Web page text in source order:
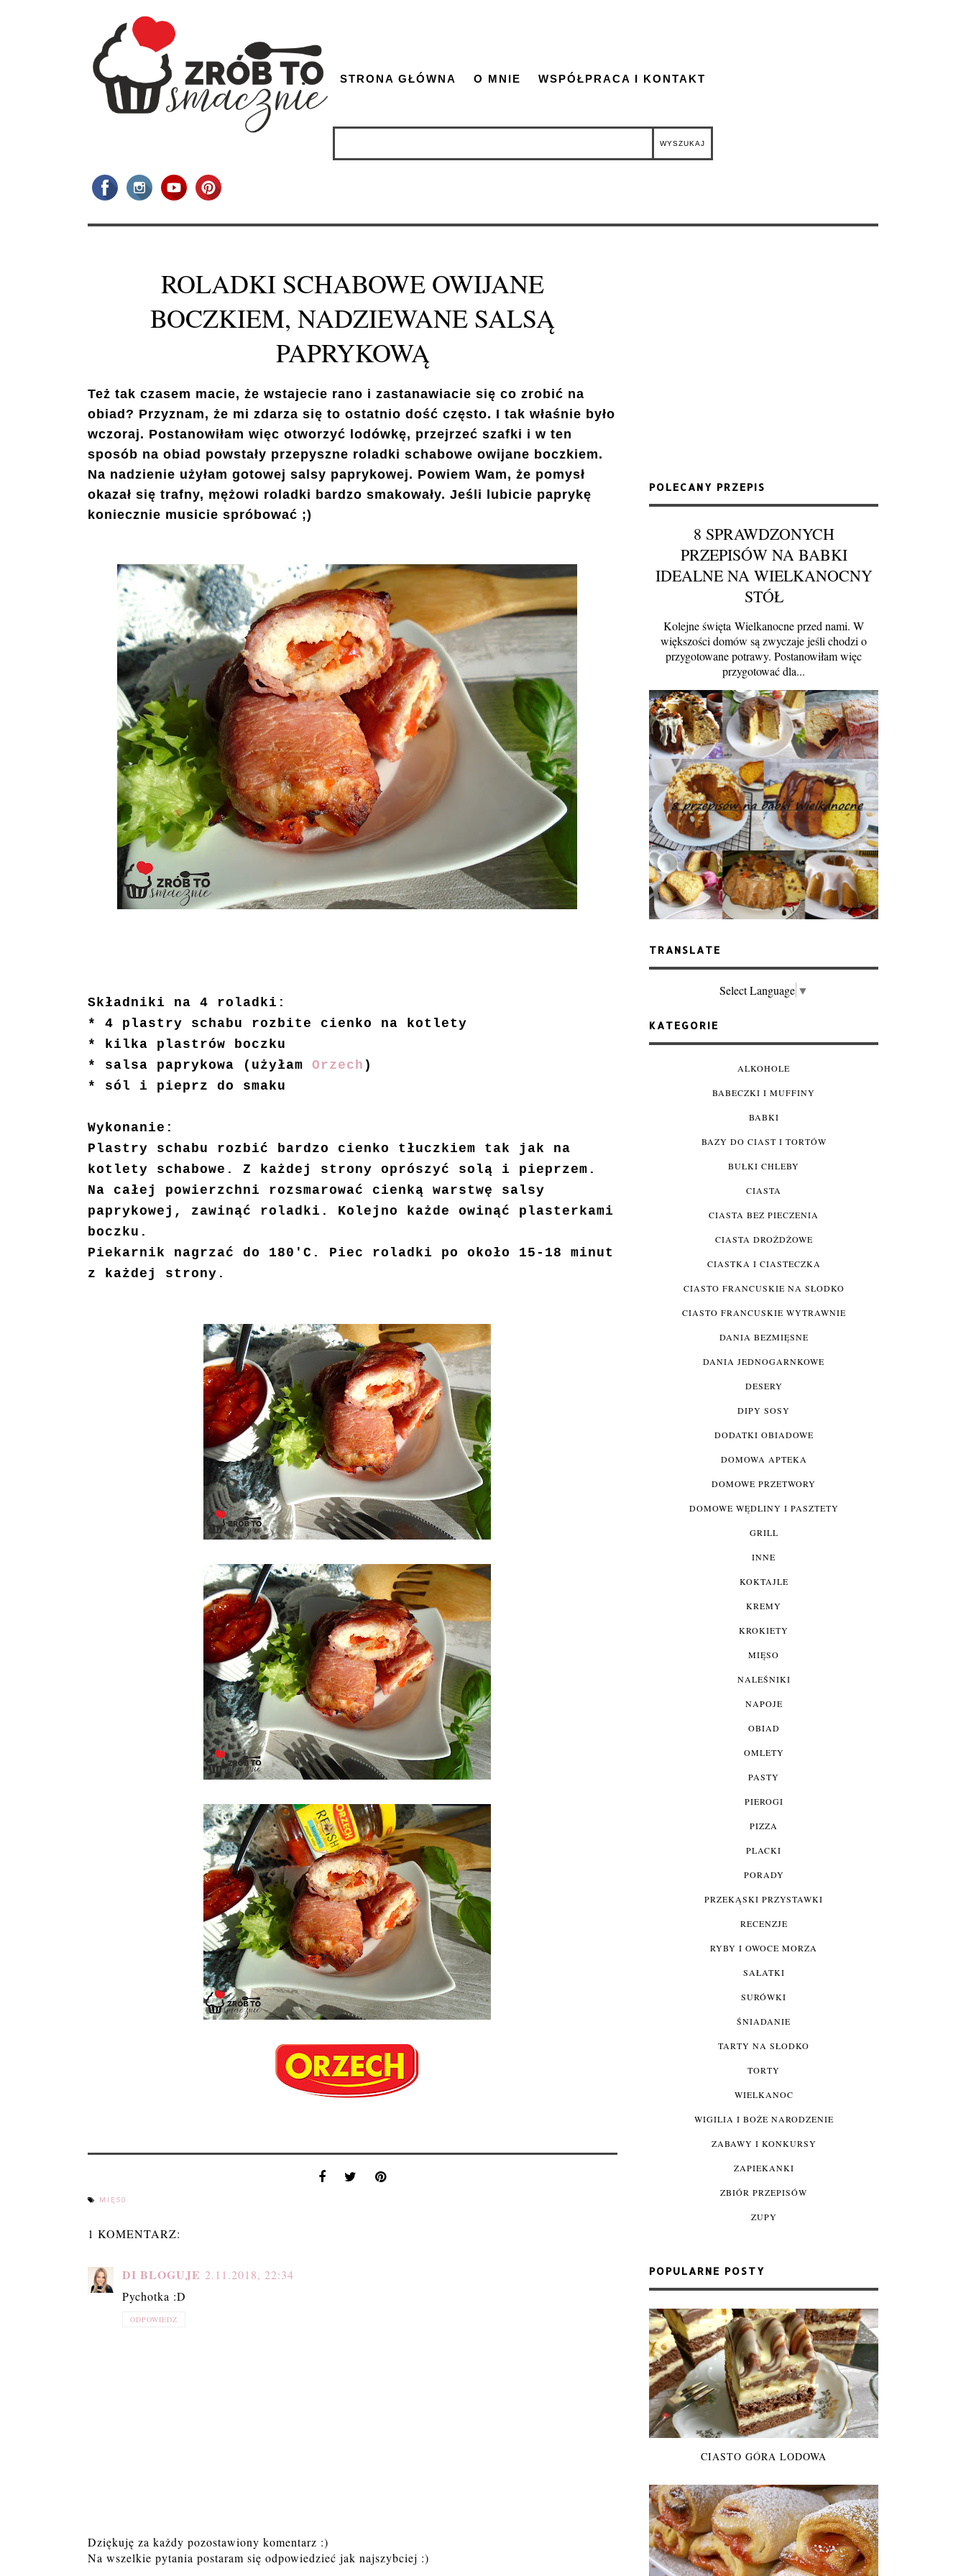
STRONA GŁÓWNA O MNIE WSPÓŁPRACA I KONTAKT
ROLADKI SCHABOWE OWIJANE
BOCZKIEM, NADZIEWANE SALSĄ
PAPRYKOWĄ
Też tak czasem macie, że wstajecie rano i zastanawiacie się co zrobić na
obiad? Przyznam, że mi zdarza się to ostatnio dość często. I tak właśnie było
wczoraj. Postanowiłam więc otworzyć lodówkę, przejrzeć szafki i w ten
sposób na obiad powstały przepyszne roladki schabowe owijane boczkiem.
Na nadzienie użyłam gotowej salsy paprykowej. Powiem Wam, że pomysł
okazał się trafny, mężowi roladki bardzo smakowały. Jeśli lubicie paprykę
koniecznie musicie spróbować ;)
Składniki na 4 roladki:
* 4 plastry schabu rozbite cienko na kotlety
* kilka plastrów boczku
* salsa paprykowa (użyłam Orzech )
* sól i pieprz do smaku
Wykonanie:
Plastry schabu rozbić bardzo cienko tłuczkiem tak jak na
kotlety schabowe. Z każdej strony oprószyć solą i pieprzem.
Na całej powierzchni rozsmarować cienką warstwę salsy
paprykowej, zawinąć roladki. Kolejno każde owinąć plasterkami
boczku.
Piekarnik nagrzać do 180'C. Piec roladki po około 15-18 minut
z każdej strony.
MIĘSO
1 KOMENTARZ:
DI BLOGUJE 2.11.2018, 22:34
Pychotka :D
ODPOWIEDZ
Dziękuję za każdy pozostawiony komentarz :)
Na wszelkie pytania postaram się odpowiedzieć jak najszybciej :)
POLECANY PRZEPIS
8 SPRAWDZONYCH
PRZEPISÓW NA BABKI
IDEALNE NA WIELKANOCNY
STÓŁ
Kolejne święta Wielkanocne przed nami. W
większości domów są zwyczaje jeśli chodzi o
przygotowane potrawy. Postanowiłam więc
przygotować dla...
TRANSLATE
Select Language ▼
KATEGORIE
ALKOHOLE
BABECZKI I MUFFINY
BABKI
BAZY DO CIAST I TORTÓW
BUŁKI CHLEBY
CIASTA
CIASTA BEZ PIECZENIA
CIASTA DROŻDŻOWE
CIASTKA I CIASTECZKA
CIASTO FRANCUSKIE NA SŁODKO
CIASTO FRANCUSKIE WYTRAWNIE
DANIA BEZMIĘSNE
DANIA JEDNOGARNKOWE
DESERY
DIPY SOSY
DODATKI OBIADOWE
DOMOWA APTEKA
DOMOWE PRZETWORY
DOMOWE WĘDLINY I PASZTETY
GRILL
INNE
KOKTAJLE
KREMY
KROKIETY
MIĘSO
NALEŚNIKI
NAPOJE
OBIAD
OMLETY
PASTY
PIEROGI
PIZZA
PLACKI
PORADY
PRZEKĄSKI PRZYSTAWKI
RECENZJE
RYBY I OWOCE MORZA
SAŁATKI
SURÓWKI
ŚNIADANIE
TARTY NA SŁODKO
TORTY
WIELKANOC
WIGILIA I BOŻE NARODZENIE
ZABAWY I KONKURSY
ZAPIEKANKI
ZBIÓR PRZEPISÓW
ZUPY
POPULARNE POSTY
CIASTO GÓRA LODOWA